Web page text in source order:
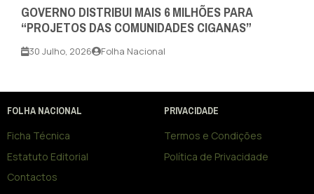
GOVERNO DISTRIBUI MAIS 6 MILHÕES PARA
“PROJETOS DAS COMUNIDADES CIGANAS”
30 Julho, 2026 Folha Nacional
FOLHA NACIONAL
Ficha Técnica
Estatuto Editorial
Contactos
PRIVACIDADE
Termos e Condições
Política de Privacidade